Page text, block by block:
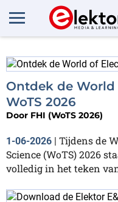
Meer
Ontdek de
WoTS 2026
Door FHI (WoTS 2026)
1-06-2026 | Tijdens de
Science (WoTS) 2026
volledig in het teken